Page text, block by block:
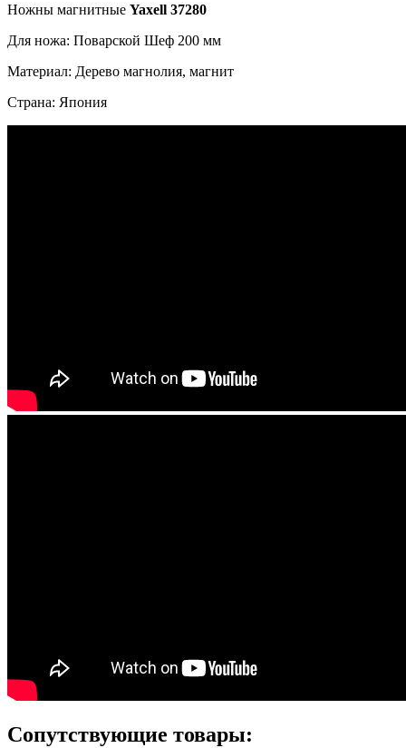
Ножны магнитные Yaxell 37280
Для ножа: Поварской Шеф 200 мм
Материал: Дерево магнолия, магнит
Страна: Япония
Сопутствующие товары: